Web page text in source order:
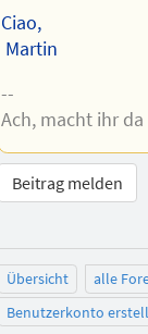
Ciao,
Martin
--
Ach, macht ihr
Beitrag melden
Übersicht alle
Benutzerkonto